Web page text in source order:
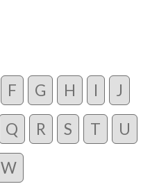
F G H I J
Q R S T U
W